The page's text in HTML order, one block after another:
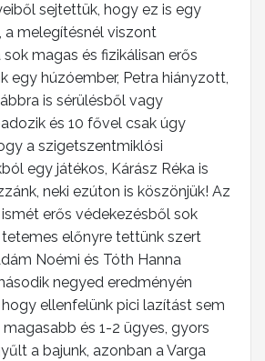
sejtettük, hogy ez is egy
a melegítésnél viszont
magas és fizikálisan erős
egy húzóember, Petra hiányzott,
is sérülésből vagy
és 10 fővel csak úgy
a szigetszentmiklósi
egy játékos, Kárász Réka is
neki ezúton is köszönjük! Az
erős védekezésből sok
előnyre tettünk szert
Noémi és Tóth Hanna
negyed eredményén
ellenfelünk pici lazítást sem
és 1-2 ügyes, gyors
a bajunk, azonban a Varga